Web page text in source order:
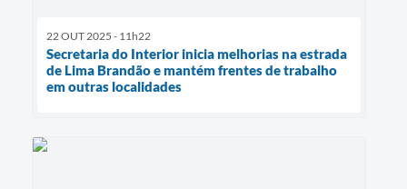
22 OUT 2025 - 11h22
Secretaria do Interior inicia melhorias na estrada
de Lima Brandão e mantém frentes de trabalho
em outras localidades